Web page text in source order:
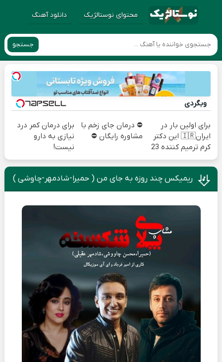
محتوای نوستالژیک دانلود آهنگ
جستجو
وبگردی
برای اولین بار در
ایران🇮🇷 این دکتر
کرم ترمیم کننده 23
روزه ساخت!
⛔ درمان جای زخم با
مشاوره رایگان ⛔
برای درمان کمر درد
نیازی به دارو
نیست!
(◂پرسش‌نامه رو پر
کن)
ریمیکس چند روزه به جای من ( حمیرا-شادمهر-چاوشی )